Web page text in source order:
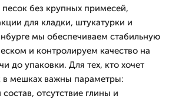
без крупных примесей,
для кладки, штукатурки и
мы обеспечиваем стабильную
и контролируем качество на
до упаковки. Для тех, кто хочет
в мешках важны параметры:
отсутствие глины и